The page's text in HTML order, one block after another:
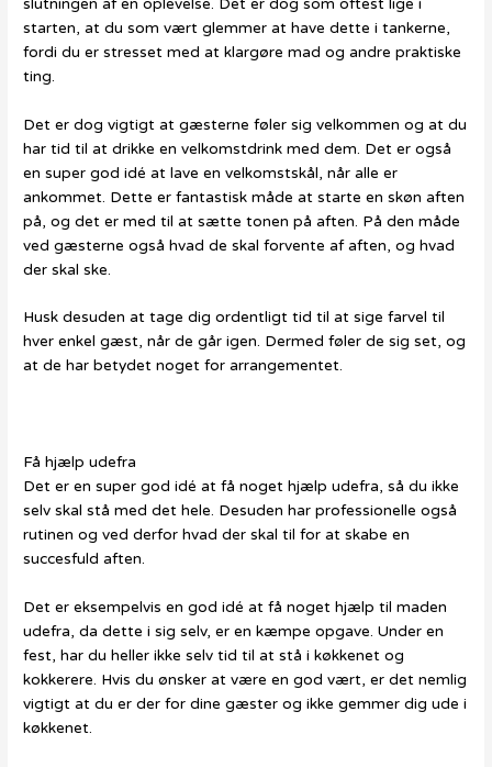
starten, at du som vært glemmer at have dette i tankerne,
fordi du er stresset med at klargøre mad og andre praktiske
ting.
Det er dog vigtigt at gæsterne føler sig velkommen og at du
har tid til at drikke en velkomstdrink med dem. Det er også
en super god idé at lave en velkomstskål, når alle er
ankommet. Dette er fantastisk måde at starte en skøn aften
på, og det er med til at sætte tonen på aften. På den måde
ved gæsterne også hvad de skal forvente af aften, og hvad
der skal ske.
Husk desuden at tage dig ordentligt tid til at sige farvel til
hver enkel gæst, når de går igen. Dermed føler de sig set, og
at de har betydet noget for arrangementet.
Få hjælp udefra
Det er en super god idé at få noget hjælp udefra, så du ikke
selv skal stå med det hele. Desuden har professionelle også
rutinen og ved derfor hvad der skal til for at skabe en
succesfuld aften.
Det er eksempelvis en god idé at få noget hjælp til maden
udefra, da dette i sig selv, er en kæmpe opgave. Under en
fest, har du heller ikke selv tid til at stå i køkkenet og
kokkerere. Hvis du ønsker at være en god vært, er det nemlig
vigtigt at du er der for dine gæster og ikke gemmer dig ude i
køkkenet.